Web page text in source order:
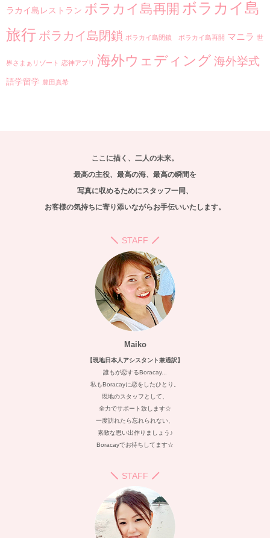
ラカイ島レストラン ボラカイ島再開 ボラカイ島
旅行 ボラカイ島閉鎖 ボラカイ島閉鎖 ボラカイ島再開 マニラ 世
界さまぁリゾート 恋神アプリ 海外ウェディング 海外挙式
語学留学 豊田真希
ここに描く、二人の未来。
最高の主役、最高の海、最高の瞬間を
写真に収めるためにスタッフ一同、
お客様の気持ちに寄り添いながらお手伝いいたします。
STAFF
Maiko
【現地日本人アシスタント兼通訳】
誰もが恋するBoracay...
私もBoracayに恋をしたひとり。
現地のスタッフとして、
全力でサポート致します☆
一度訪れたら忘れられない、
素敵な思い出作りましょう♪
Boracayでお待ちしてます☆
STAFF